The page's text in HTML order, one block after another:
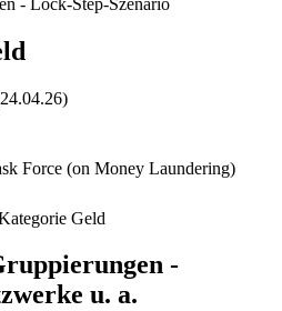
Force (on Money Laundering)
Geld
-
u. a.